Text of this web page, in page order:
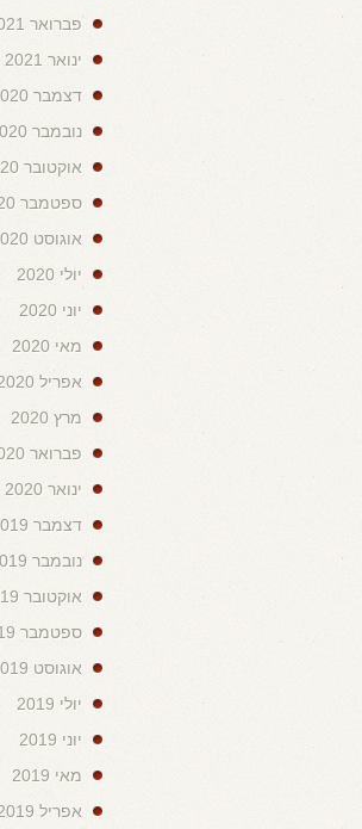
פברואר 2021
ינואר 2021
דצמבר 2020
נובמבר 2020
אוקטובר 2020
ספטמבר 2020
אוגוסט 2020
יולי 2020
יוני 2020
מאי 2020
אפריל 2020
מרץ 2020
פברואר 2020
ינואר 2020
דצמבר 2019
נובמבר 2019
אוקטובר 2019
ספטמבר 2019
אוגוסט 2019
יולי 2019
יוני 2019
מאי 2019
אפריל 2019